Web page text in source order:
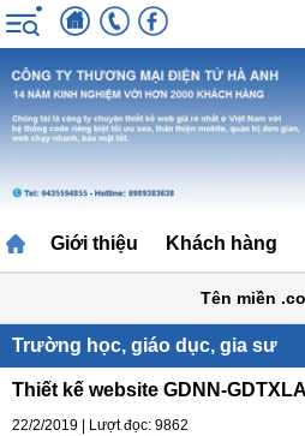
Giới thiệu Khách hàng
Tên miền
Trường học, giáo dục, gia sư
Thiết kế website GDNN-
22/2/2019 | Lượt đọc: 9862